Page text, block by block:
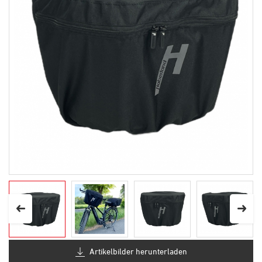
Artikelbilder herunterladen